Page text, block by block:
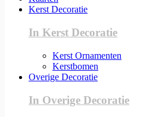
Kerst Decoratie
In Kerst Decoratie
Kerst Ornamenten
Kerstbomen
Overige Decoratie
In Overige Decoratie